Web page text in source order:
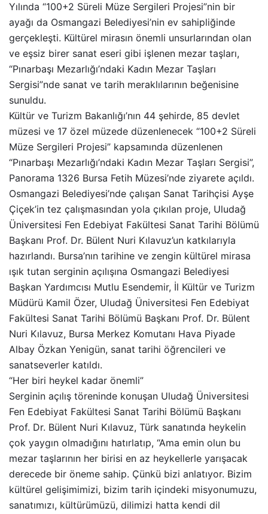
Yılında “100+2 Süreli Müze Sergileri Projesi”nin bir
ayağı da Osmangazi Belediyesi’nin ev sahipliğinde
gerçekleşti. Kültürel mirasın önemli unsurlarından olan
ve eşsiz birer sanat eseri gibi işlenen mezar taşları,
“Pınarbaşı Mezarlığı’ndaki Kadın Mezar Taşları
Sergisi”nde sanat ve tarih meraklılarının beğenisine
sunuldu.
Kültür ve Turizm Bakanlığı’nın 44 şehirde, 85 devlet
müzesi ve 17 özel müzede düzenlenecek “100+2 Süreli
Müze Sergileri Projesi” kapsamında düzenlenen
“Pınarbaşı Mezarlığı’ndaki Kadın Mezar Taşları Sergisi”,
Panorama 1326 Bursa Fetih Müzesi’nde ziyarete açıldı.
Osmangazi Belediyesi’nde çalışan Sanat Tarihçisi Ayşe
Çiçek’in tez çalışmasından yola çıkılan proje, Uludağ
Üniversitesi Fen Edebiyat Fakültesi Sanat Tarihi Bölümü
Başkanı Prof. Dr. Bülent Nuri Kılavuz’un katkılarıyla
hazırlandı. Bursa’nın tarihine ve zengin kültürel mirasa
ışık tutan serginin açılışına Osmangazi Belediyesi
Başkan Yardımcısı Mutlu Esendemir, İl Kültür ve Turizm
Müdürü Kamil Özer, Uludağ Üniversitesi Fen Edebiyat
Fakültesi Sanat Tarihi Bölümü Başkanı Prof. Dr. Bülent
Nuri Kılavuz, Bursa Merkez Komutanı Hava Piyade
Albay Özkan Yenigün, sanat tarihi öğrencileri ve
sanatseverler katıldı.
“Her biri heykel kadar önemli”
Serginin açılış töreninde konuşan Uludağ Üniversitesi
Fen Edebiyat Fakültesi Sanat Tarihi Bölümü Başkanı
Prof. Dr. Bülent Nuri Kılavuz, Türk sanatında heykelin
çok yaygın olmadığını hatırlatıp, “Ama emin olun bu
mezar taşlarının her birisi en az heykellerle yarışacak
derecede bir öneme sahip. Çünkü bizi anlatıyor. Bizim
kültürel gelişimimizi, bizim tarih içindeki misyonumuzu,
sanatımızı, kültürümüzü, dilimizi hatta kendi dil